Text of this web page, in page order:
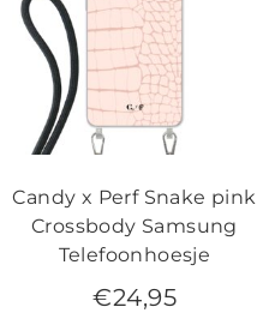
Candy x Perf Snake pink
Crossbody Samsung
Telefoonhoesje
€24,95